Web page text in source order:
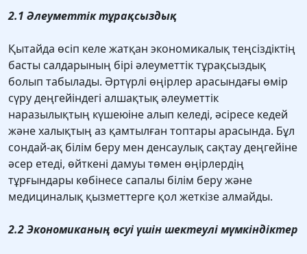
2.1 Әлеуметтік тұрақсыздық
Қытайда өсіп келе жатқан экономикалық теңсіздіктің
басты салдарының бірі әлеуметтік тұрақсыздық
болып табылады. Әртүрлі өңірлер арасындағы өмір
сүру деңгейіндегі алшақтық әлеуметтік
наразылықтың күшеюіне алып келеді, әсіресе кедей
және халықтың аз қамтылған топтары арасында. Бұл
сондай-ақ білім беру мен денсаулық сақтау деңгейіне
әсер етеді, өйткені дамуы төмен өңірлердің
тұрғындары көбінесе сапалы білім беру және
медициналық қызметтерге қол жеткізе алмайды.
2.2 Экономиканың өсуі үшін шектеулі мүмкіндіктер